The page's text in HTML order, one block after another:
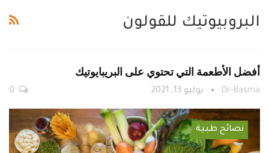
البروبيوتيك للقولون
أفضل الأطعمة التي تحتوي على البريبايوتيك
Dr-Basma يوليو 13, 2021
نصائح طبية